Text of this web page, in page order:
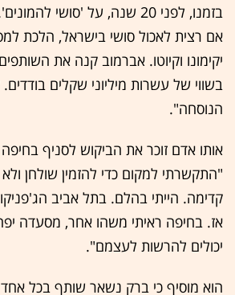
בזמנו, לפני 20 שנה, על 'סושי
אם רצית לאכול סושי בישראל, הלכת
יקימונו וקיוטו. אברמוב קנה את
בשווי של עשרות מיליוני שקלים
הנוסחה".
אותו אדם זוכר את הביקוש לסניף
"התקשרתי למקום כדי להזמין שולחן
קדימה. הייתי בהלם. בתל אביב
אז. בחיפה ראיתי משהו אחר, מסעדה
יכולים להרשות לעצמם".
הוא מוסיף כי ברק נשאר שותף בכל